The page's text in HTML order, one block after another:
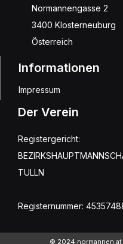
Normannengasse 2
3400 Klosterneuburg
Österreich
Informationen
Impressum
Der Verein
Registergericht:
TULLN
Registernummer:
© 2024